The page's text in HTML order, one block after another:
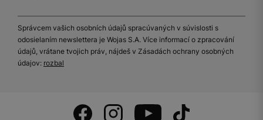
Správcem vašich osobních údajů spracúvaných v súvislosti s
odosielaním newslettera je Wojas S.A. Více informací o zpracování
údajů, vrátane tvojich práv, nájdeš v Zásadách ochrany osobných
údajov: rozbal